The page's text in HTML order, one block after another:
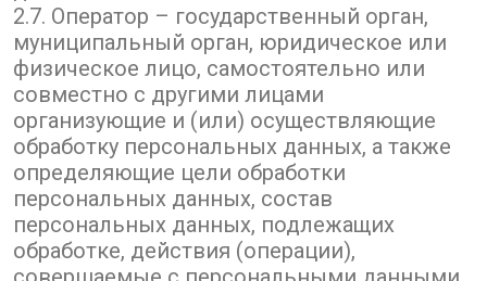
2.7. Оператор – государственный орган,
муниципальный орган, юридическое или
физическое лицо, самостоятельно или
совместно с другими лицами
организующие и (или) осуществляющие
обработку персональных данных, а также
определяющие цели обработки
персональных данных, состав
персональных данных, подлежащих
обработке, действия (операции),